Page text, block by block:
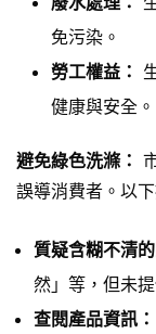
免污染。
勞工權益：
健康與安全。
避免綠色洗滌：
誤導消費者。以
質疑含糊不清的
然」等，但未
查閱產品資訊：